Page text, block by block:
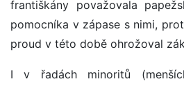
františkány považovala
pomocníka v zápase s nimi,
proud v této době ohrožoval
I v řadách minoritů